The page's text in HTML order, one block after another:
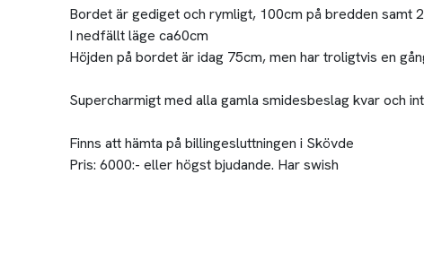
Bordet är gediget och rymligt, 100cm på bredden samt
I nedfällt läge ca60cm
Höjden på bordet är idag 75cm, men har troligtvis en
Supercharmigt med alla gamla smidesbeslag kvar och
Finns att hämta på billingesluttningen i Skövde
Pris: 6000:- eller högst bjudande. Har swish